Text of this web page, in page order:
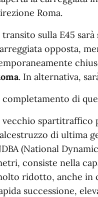
Roma.
transito sulla E45
opposta,
. In alternativa,
completamento di
vecchio spartitraffico
di ultima
(National
consiste nella
ridotto, anche in
successione,